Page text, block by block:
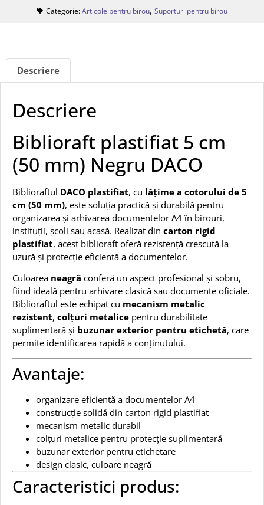
Categorie:Articole pentru birou, Suporturi pentru birou
Descriere
Descriere
Biblioraft plastifiat 5 cm
(50 mm) Negru DACO
Biblioraftul DACO plastifiat, cu lățime a cotorului de 5
cm (50 mm), este soluția practică și durabilă pentru
organizarea și arhivarea documentelor A4 în birouri,
instituții, școli sau acasă. Realizat din carton rigid
plastifiat, acest biblioraft oferă rezistență crescută la
uzură și protecție eficientă a documentelor.
Culoarea neagră conferă un aspect profesional și sobru,
fiind ideală pentru arhivare clasică sau documente oficiale.
Biblioraftul este echipat cu mecanism metalic
rezistent, colțuri metalice pentru durabilitate
suplimentară și buzunar exterior pentru etichetă, care
permite identificarea rapidă a conținutului.
Avantaje:
organizare eficientă a documentelor A4
construcție solidă din carton rigid plastifiat
mecanism metalic durabil
colțuri metalice pentru protecție suplimentară
buzunar exterior pentru etichetare
design clasic, culoare neagră
Caracteristici produs: